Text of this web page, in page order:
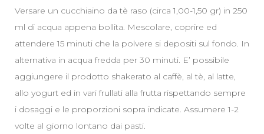
Versare un cucchiaino da tè raso (circa 1,00-1,50 gr) in 250
ml di acqua appena bollita. Mescolare, coprire ed
attendere 15 minuti che la polvere si depositi sul fondo. In
alternativa in acqua fredda per 30 minuti. E’ possibile
aggiungere il prodotto shakerato al caffè, al tè, al latte,
allo yogurt ed in vari frullati alla frutta rispettando sempre
i dosaggi e le proporzioni sopra indicate. Assumere 1-2
volte al giorno lontano dai pasti.